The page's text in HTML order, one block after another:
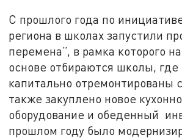
С прошлого года по
региона в школах запустили
перемена”, в рамка которого
основе отбираются школы, где
капитально отремонтированы
также закуплено новое
оборудование и обеденный
прошлом году было